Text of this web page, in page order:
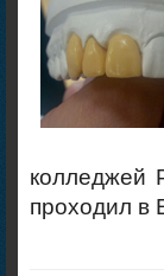
колледжей
проходил в